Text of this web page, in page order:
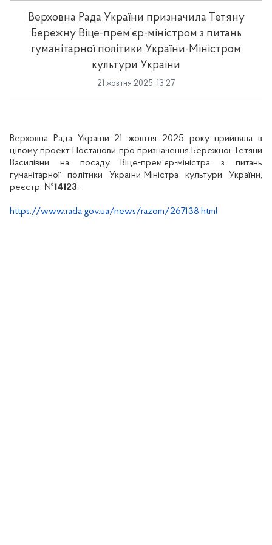
Верховна Рада України призначила Тетяну
Бережну Віце-прем’єр-міністром з питань
гуманітарної політики України-Міністром
культури України
21 жовтня 2025, 13:27
Верховна Рада України 21 жовтня 2025 року прийняла в
цілому проект Постанови про призначення Бережної Тетяни
Василівни на посаду Віце-прем’єр-міністра з питань
гуманітарної політики України-Міністра культури України,
реєстр. №14123.
https://www.rada.gov.ua/news/razom/267138.html